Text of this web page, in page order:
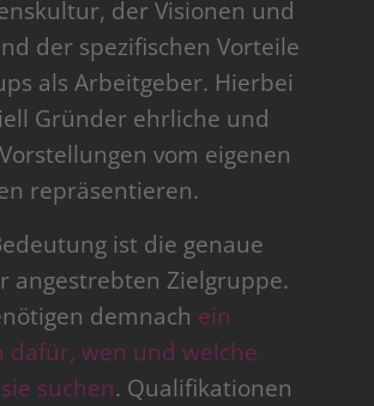
der Visionen und
der spezifischen Vorteile
als Arbeitgeber. Hierbei
Gründer ehrliche und
vom eigenen
repräsentieren.
ist die genaue
angestrebten Zielgruppe.
demnach ein
dafür, wen und welche
suchen. Qualifikationen